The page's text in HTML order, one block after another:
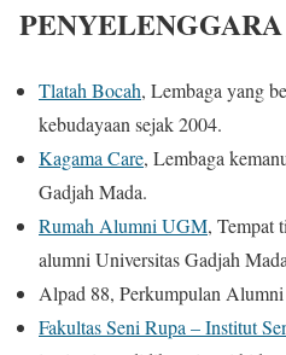
PENYELENGGARA
Tlatah Bocah, Lembaga yang
kebudayaan sejak 2004.
Kagama Care, Lembaga
Gadjah Mada.
Rumah Alumni UGM, Tempat
alumni Universitas Gadjah
Alpad 88, Perkumpulan Alumni
Fakultas Seni Rupa – Institut